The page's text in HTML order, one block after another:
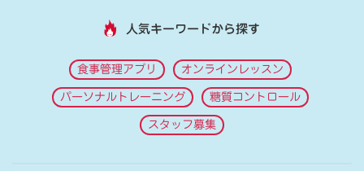
人気キーワードから探す
食事管理アプリ オンラインレッスン
パーソナルトレーニング 糖質コントロール
スタッフ募集